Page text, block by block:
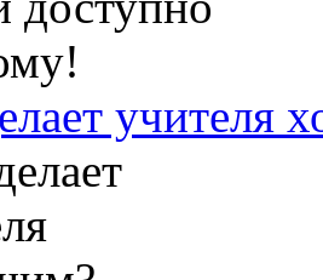
учителя